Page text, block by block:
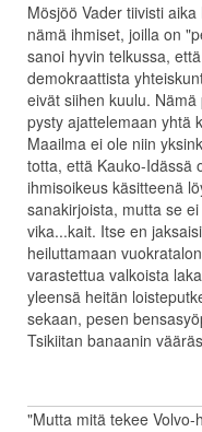
Mösjöö Vader tiivisti
nämä ihmiset, joilla on
sanoi hyvin telkussa,
demokraattista
eivät siihen kuulu.
pysty ajattelemaan yhtä
Maailma ei ole niin
totta, että Kauko-Idässä
ihmisoikeus käsitteenä
sanakirjoista, mutta se
vika...kait. Itse en
heiluttamaan
varastettua valkoista
yleensä heitän
sekaan, pesen
Tsikiitan banaanin
"Mutta mitä tekee